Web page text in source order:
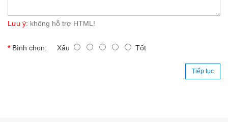
Lưu ý: không hỗ trợ HTML!
Bình chọn: Xấu Tốt
Tiếp tục